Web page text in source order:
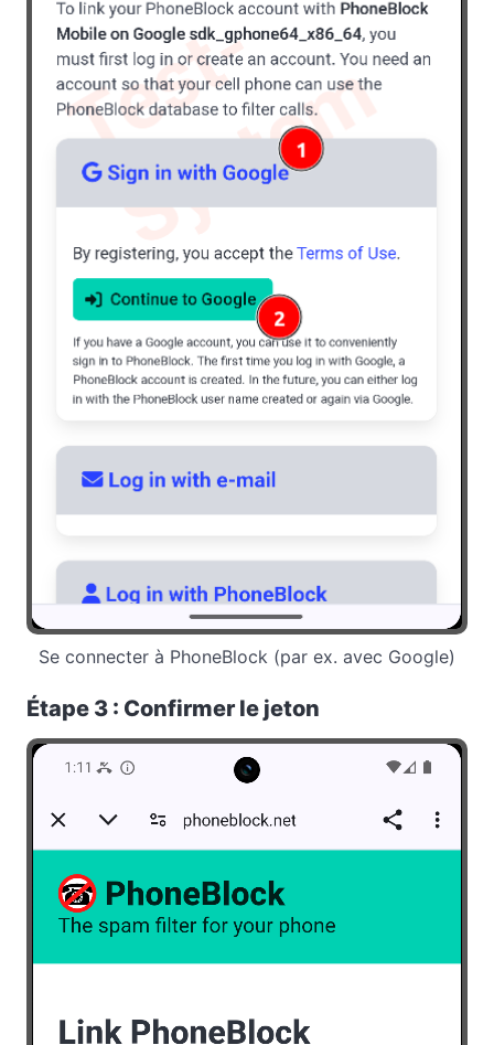
Se connecter à PhoneBlock (par ex. avec Google)
Étape 3 : Confirmer le jeton